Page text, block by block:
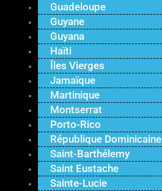
Guadeloupe
Guyane
Guyana
Haïti
Îles Vierges
Jamaïque
Martinique
Montserrat
Porto-Rico
République Dominicaine
Saint-Barthélemy
Saint Eustache
Sainte-Lucie